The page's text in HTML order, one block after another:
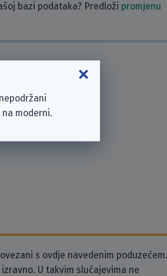
bazi podataka? Predloži promjenu
s ovdje navedenim poduzećem.
U takvim slučajevima ne
moderni.